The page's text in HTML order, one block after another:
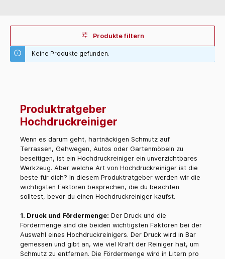
Produkte filtern
Keine Produkte gefunden.
Produktratgeber
Hochdruckreiniger
Wenn es darum geht, hartnäckigen Schmutz auf
Terrassen, Gehwegen, Autos oder Gartenmöbeln zu
beseitigen, ist ein Hochdruckreiniger ein unverzichtbares
Werkzeug. Aber welche Art von Hochdruckreiniger ist die
beste für dich? In diesem Produktratgeber werden wir die
wichtigsten Faktoren besprechen, die du beachten
solltest, bevor du einen Hochdruckreiniger kaufst.
1. Druck und Fördermenge: Der Druck und die
Fördermenge sind die beiden wichtigsten Faktoren bei der
Auswahl eines Hochdruckreinigers. Der Druck wird in Bar
gemessen und gibt an, wie viel Kraft der Reiniger hat, um
Schmutz zu entfernen. Die Fördermenge wird in Litern pro